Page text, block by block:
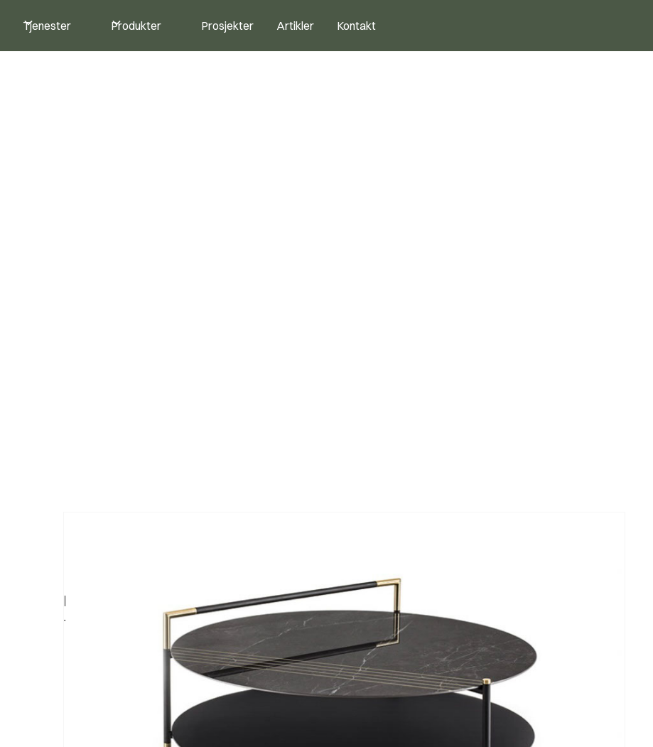
Tjenester Produkter Prosjekter Artikler Kontakt
Kevin Tavoline fra Frigerio er en serie med små bord og konsoller. Bordplaten har
lakkerte detaljer og bordene har en underplate i baklakkert glass. Serien kommer i flere
fasonger og størrelser.